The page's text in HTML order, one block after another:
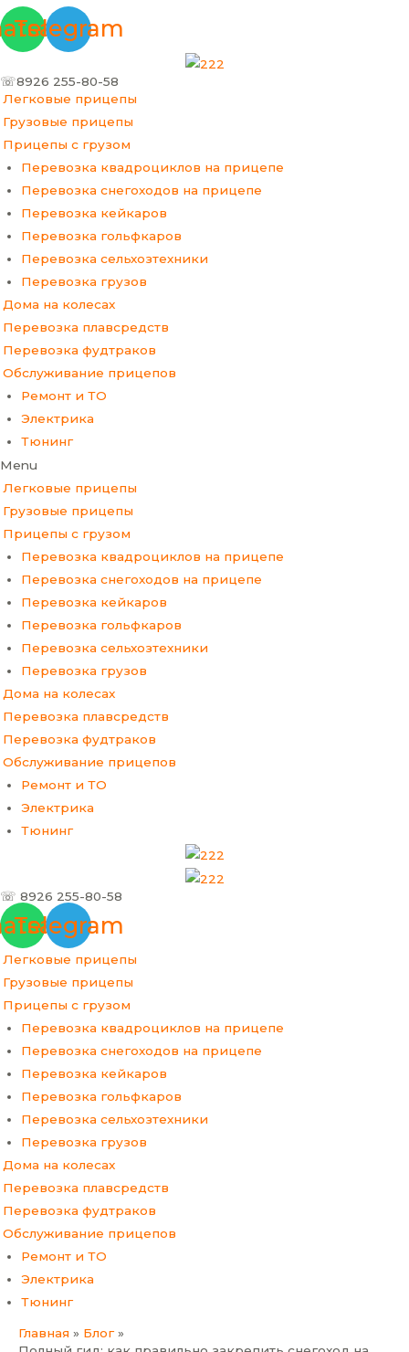
Перейти
к Telegram
☏8926 255-80-58
Легковые прицепы
Грузовые прицепы
Прицепы с грузом
Перевозка квадроциклов на прицепе
Перевозка снегоходов на прицепе
Перевозка кейкаров
Перевозка гольфкаров
Перевозка сельхозтехники
Перевозка грузов
Дома на колесах
Перевозка плавсредств
Перевозка фудтраков
Обслуживание прицепов
Ремонт и ТО
Электрика
Тюнинг
Menu
Легковые прицепы
Грузовые прицепы
Прицепы с грузом
Перевозка квадроциклов на прицепе
Перевозка снегоходов на прицепе
Перевозка кейкаров
Перевозка гольфкаров
Перевозка сельхозтехники
Перевозка грузов
Дома на колесах
Перевозка плавсредств
Перевозка фудтраков
Обслуживание прицепов
Ремонт и ТО
Электрика
Тюнинг
☏ 8926 255-80-58
Telegram
Меню
Легковые прицепы
Грузовые прицепы
Прицепы с грузом
Перевозка квадроциклов на прицепе
Перевозка снегоходов на прицепе
Перевозка кейкаров
Перевозка гольфкаров
Перевозка сельхозтехники
Перевозка грузов
Дома на колесах
Перевозка плавсредств
Перевозка фудтраков
Обслуживание прицепов
Ремонт и ТО
Электрика
Тюнинг
Главная
Блог
Прокрутка
вверх